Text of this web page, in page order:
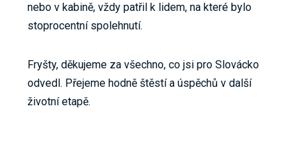
nebo v kabině, vždy patřil k lidem, na které bylo
stoprocentní spolehnutí.
Fryšty, děkujeme za všechno, co jsi pro Slovácko
odvedl. Přejeme hodně štěstí a úspěchů v další
životní etapě.